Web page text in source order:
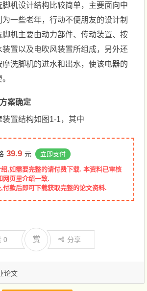
脚机设计结构比较简单，主要面向中
一些老年，行动不便朋友的设计制
机主要由动力部件、传动装置、按
置以及电吹风装置所组成，另外还
洗脚机的进水和出水，使该电器的
案确定
装置结构如图1-1，其中
39.9 元 立即支付
,如需要完整的请付费下载. 本资料已审核
网页里介绍一致.
付款后即可下载获取完整的论文资料.
0 赏 分享
论文